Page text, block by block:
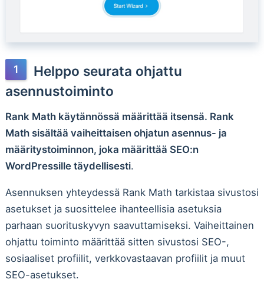
Helppo seurata ohjattu
asennustoiminto
Rank Math käytännössä määrittää itsensä. Rank
Math sisältää vaiheittaisen ohjatun asennus- ja
määritystoiminnon, joka määrittää SEO:n
WordPressille täydellisesti.
Asennuksen yhteydessä Rank Math tarkistaa sivustosi
asetukset ja suosittelee ihanteellisia asetuksia
parhaan suorituskyvyn saavuttamiseksi. Vaiheittainen
ohjattu toiminto määrittää sitten sivustosi SEO-,
sosiaaliset profiilit, verkkovastaavan profiilit ja muut
SEO-asetukset.